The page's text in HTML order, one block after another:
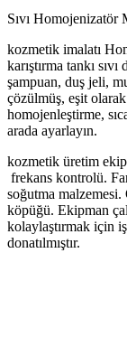
Sıvı Homojenizatör
kozmetik imalatı
karıştırma tankı
şampuan, duş jeli,
çözülmüş, eşit olarak
homojenleştirme,
arada ayarlayın.
kozmetik üretim
frekans kontrolü.
soğutma
köpüğü. Ekipman
kolaylaştırmak için
donatılmıştır.